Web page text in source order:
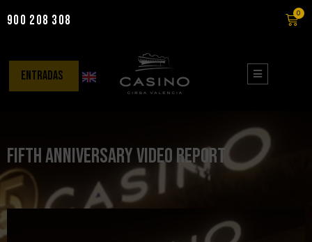
contenido
900 208 308 0
entradas
Fifth Anniversary Video Report